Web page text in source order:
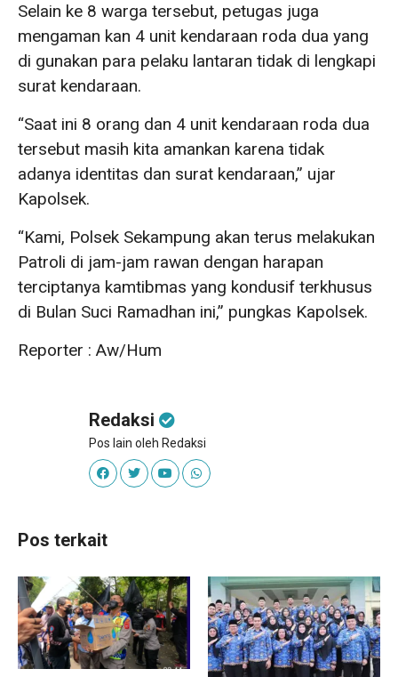
Selain ke 8 warga tersebut, petugas juga
mengaman kan 4 unit kendaraan roda dua yang
di gunakan para pelaku lantaran tidak di lengkapi
surat kendaraan.
“Saat ini 8 orang dan 4 unit kendaraan roda dua
tersebut masih kita amankan karena tidak
adanya identitas dan surat kendaraan,” ujar
Kapolsek.
“Kami, Polsek Sekampung akan terus melakukan
Patroli di jam-jam rawan dengan harapan
terciptanya kamtibmas yang kondusif terkhusus
di Bulan Suci Ramadhan ini,” pungkas Kapolsek.
Reporter : Aw/Hum
Redaksi
Pos lain oleh Redaksi
Pos terkait